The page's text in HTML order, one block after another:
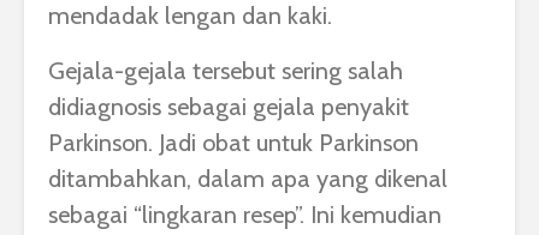
mendadak lengan dan kaki.
Gejala-gejala tersebut sering salah
didiagnosis sebagai gejala penyakit
Parkinson. Jadi obat untuk Parkinson
ditambahkan, dalam apa yang dikenal
sebagai “lingkaran resep”. Ini kemudian